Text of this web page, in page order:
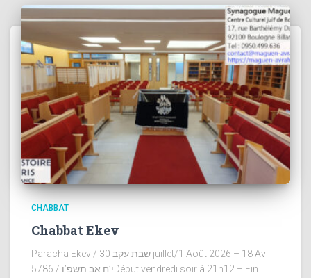
CHABBAT
Chabbat Ekev
Paracha Ekev / שבת עקב 30 juillet/1 Août 2026 – 18 Av
5786 / י’ח אב תשפ’וDébut vendredi soir à 21h12 – Fin